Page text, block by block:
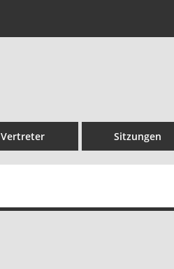
Vertreter Sitzungen